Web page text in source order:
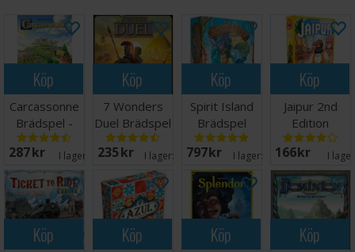
Köp
Carcassonne
Brädspel -
Svensk
287 SEK I lager: 19
Köp
7 Wonders
Duel Brädspel
- Svensk
235 SEK I lager: 20+
Köp
Spirit Island
Brädspel
797 SEK I lager: 20+
Köp
Jaipur 2nd
Edition
Brädspel
166 SEK I
Köp Köp Köp Köp